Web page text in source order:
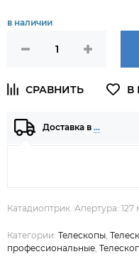
в наличии
Доставка в …
Катадиоптрик. Апертура:
Категории: Телескопы
профессиональные